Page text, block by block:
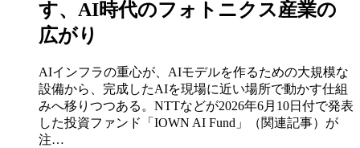
す、AI時代のフォトニクス産業の
広がり
AIインフラの重心が、AIモデルを作るための大規模な
設備から、完成したAIを現場に近い場所で動かす仕組
みへ移りつつある。NTTなどが2026年6月10日付で発表
した投資ファンド「IOWN AI Fund」（関連記事）が
注…